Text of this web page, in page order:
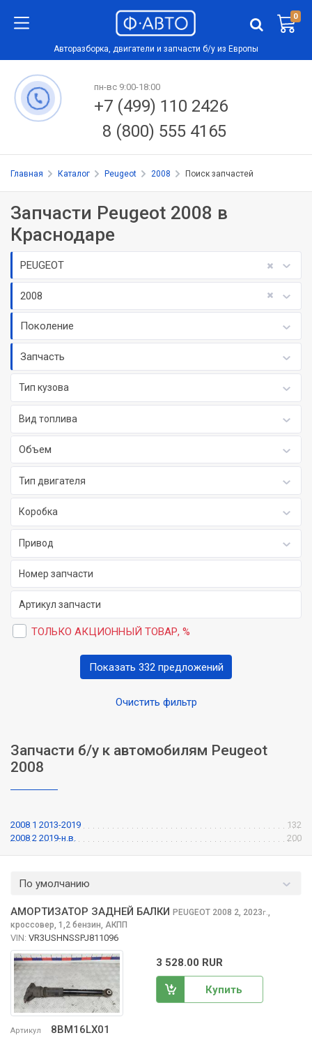
0
Авторазборка, двигатели и запчасти б/у из Европы
пн-вс 9:00-18:00
+7 (499) 110 2426
8 (800) 555 4165
Главная Каталог Peugeot 2008 Поиск запчастей
Запчасти Peugeot 2008 в
Краснодаре
PEUGEOT
2008
Поколение
Запчасть
Тип кузова
Вид топлива
Объем
Тип двигателя
Коробка
Привод
ТОЛЬКО АКЦИОННЫЙ ТОВАР, %
Очистить фильтр
Показать 332 предложений
Запчасти б/у к автомобилям Peugeot
2008
2008 1 2013-2019
132
2008 2 2019-н.в.
200
По умолчанию
Артикул 8BM16LX01
АМОРТИЗАТОР ЗАДНЕЙ БАЛКИ PEUGEOT 2008 2, 2023г.,
кроссовер, 1,2 бензин, АКПП
VIN: VR3USHNSSPJ811096
3 528.00 RUR
Купить